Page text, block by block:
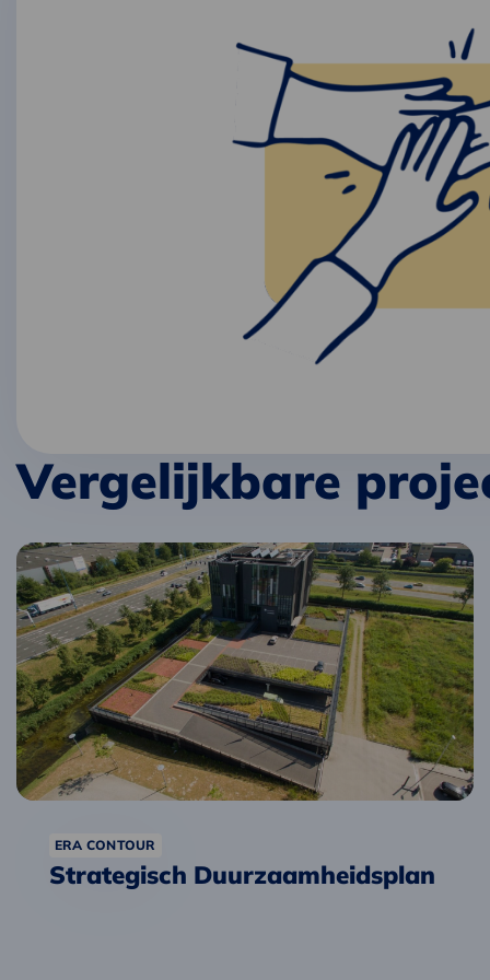
Vergelijkbare
ERA CONTOUR
Strategisch Duurzaamheidsplan
Lees
meer
over
Strategisch
Duurzaamheidsplan